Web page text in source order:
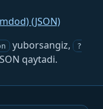
(JSON)
yuborsangiz,
?
qaytadi.